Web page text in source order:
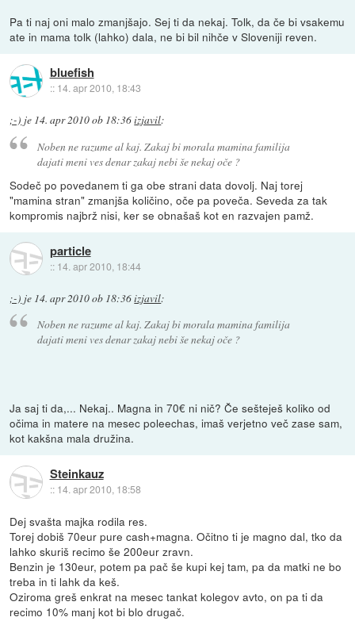
Pa ti naj oni malo zmanjšajo. Sej ti da nekaj. Tolk, da če bi vsakemu
ate in mama tolk (lahko) dala, ne bi bil nihče v Sloveniji reven.
bluefish
:: 14. apr 2010, 18:43
;-) je 14. apr 2010 ob 18:36izjavil:
Noben ne razume al kaj. Zakaj bi morala mamina familija
dajati meni ves denar zakaj nebi še nekaj oče ?
Sodeč po povedanem ti ga obe strani data dovolj. Naj torej
"mamina stran" zmanjša količino, oče pa poveča. Seveda za tak
kompromis najbrž nisi, ker se obnašaš kot en razvajen pamž.
particle
:: 14. apr 2010, 18:44
;-) je 14. apr 2010 ob 18:36izjavil:
Noben ne razume al kaj. Zakaj bi morala mamina familija
dajati meni ves denar zakaj nebi še nekaj oče ?
Ja saj ti da,... Nekaj.. Magna in 70€ ni nič? Če sešteješ koliko od
očima in matere na mesec poleechas, imaš verjetno več zase sam,
kot kakšna mala družina.
Steinkauz
:: 14. apr 2010, 18:58
Dej svašta majka rodila res.
Torej dobiš 70eur pure cash+magna. Očitno ti je magno dal, tko da
lahko skuriš recimo še 200eur zravn.
Benzin je 130eur, potem pa pač še kupi kej tam, pa da matki ne bo
treba in ti lahk da keš.
Oziroma greš enkrat na mesec tankat kolegov avto, on pa ti da
recimo 10% manj kot bi blo drugač.